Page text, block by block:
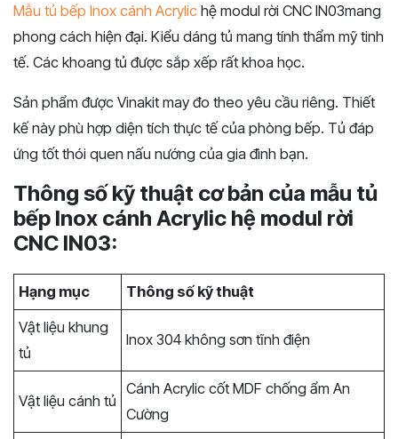
Mẫu tủ bếp Inox cánh Acrylic hệ modul rời CNC IN03mang
phong cách hiện đại. Kiểu dáng tủ mang tính thẩm mỹ tinh
tế. Các khoang tủ được sắp xếp rất khoa học.
Sản phẩm được Vinakit may đo theo yêu cầu riêng. Thiết
kế này phù hợp diện tích thực tế của phòng bếp. Tủ đáp
ứng tốt thói quen nấu nướng của gia đình bạn.
Thông số kỹ thuật cơ bản của mẫu tủ
bếp Inox cánh Acrylic hệ modul rời
CNC IN03:
Hạng mục
Thông số kỹ thuật
Vật liệu khung
tủ
Inox 304 không sơn tĩnh điện
Vật liệu cánh tủ
Cánh Acrylic cốt MDF chống ẩm An
Cường